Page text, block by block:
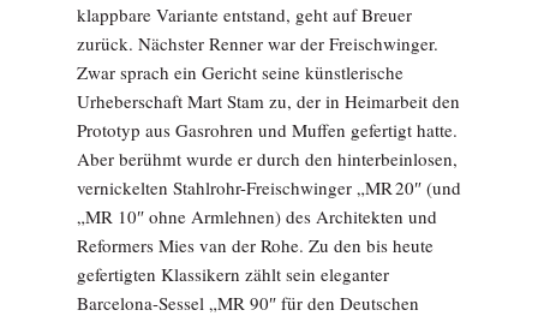
klappbare Variante entstand, geht auf Breuer
zurück. Nächster Renner war der Freischwinger.
Zwar sprach ein Gericht seine künstlerische
Urheberschaft Mart Stam zu, der in Heimarbeit den
Prototyp aus Gasrohren und Muffen gefertigt hatte.
Aber berühmt wurde er durch den hinterbeinlosen,
vernickelten Stahlrohr-Freischwinger „MR 20″ (und
„MR 10″ ohne Armlehnen) des Architekten und
Reformers Mies van der Rohe. Zu den bis heute
gefertigten Klassikern zählt sein eleganter
Barcelona-Sessel „MR 90″ für den Deutschen